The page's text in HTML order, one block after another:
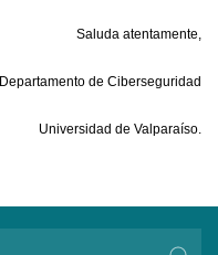
Saluda atentamente,
Departamento de Ciberseguridad
Universidad de Valparaíso.